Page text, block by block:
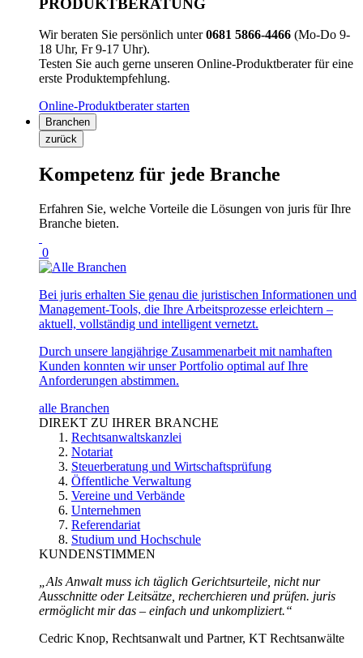
Wir beraten Sie persönlich unter0681 5866-4466 (Mo-Do 9-
18 Uhr, Fr 9-17 Uhr).
Testen Sie auch gerne unseren Online-Produktberater für eine
erste Produktempfehlung.
Online-Produktberater starten
Branchen
zurück
Kompetenz für jede Branche
Erfahren Sie, welche Vorteile die Lösungen von juris für Ihre
Branche bieten.
0
Bei juris erhalten Sie genau die juristischen Informationen und
Management-Tools, die Ihre Arbeitsprozesse erleichtern –
aktuell, vollständig und intelligent vernetzt.
Durch unsere langjährige Zusammenarbeit mit namhaften
Kunden konnten wir unser Portfolio optimal auf Ihre
Anforderungen abstimmen.
alle Branchen
DIREKT ZU IHRER BRANCHE
Rechtsanwaltskanzlei
Notariat
Steuerberatung und Wirtschaftsprüfung
Öffentliche Verwaltung
Vereine und Verbände
Unternehmen
Referendariat
Studium und Hochschule
KUNDENSTIMMEN
„Als Anwalt muss ich täglich Gerichtsurteile, nicht nur
Ausschnitte oder Leitsätze, recherchieren und prüfen. juris
ermöglicht mir das – einfach und unkompliziert.“
Cedric Knop, Rechtsanwalt und Partner, KT Rechtsanwälte